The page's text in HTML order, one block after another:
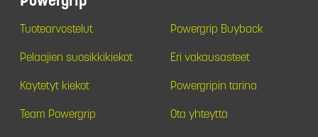
Tuotearvostelut Powergrip Buyback
Pelaajien suosikkikiekot Eri vakausasteet
Käytetyt kiekot Powergripin tarina
Team Powergrip Ota yhteyttä